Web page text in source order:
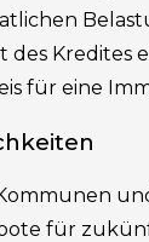
des Kredites
für eine
für